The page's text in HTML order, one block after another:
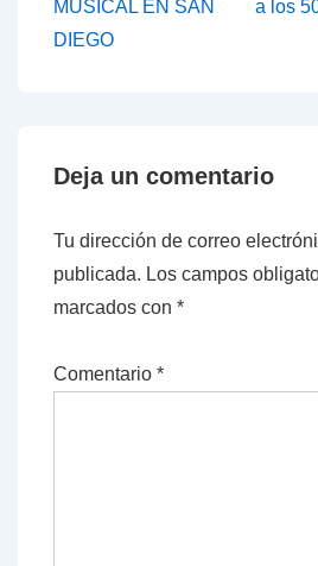
entradas
anterior
es
MUSICAL EN SAN
DIEGO
a los
Deja un comentario
Tu dirección de correo
publicada. Los campos
marcados con *
Comentario *